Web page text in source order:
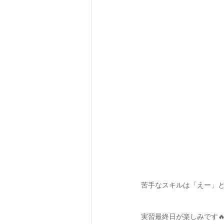
苦手なスキルは「えー」
実習最終日が楽しみです🔥